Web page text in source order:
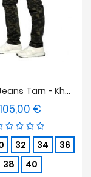
Fracht-Jeans Tarn - Khaki
105,00 €
32 34
36
38
40